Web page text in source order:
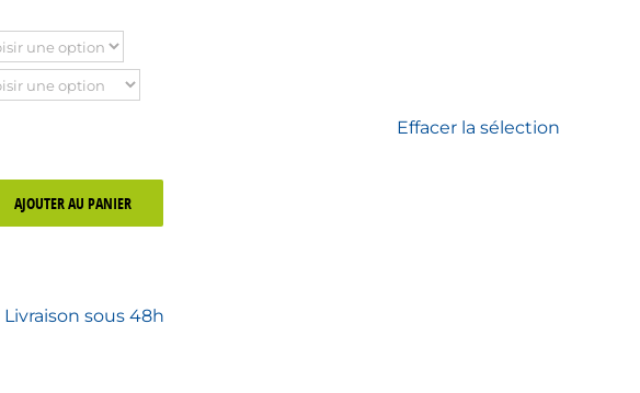
Effacer la sélection
AJOUTER AU PANIER
Livraison sous 48h